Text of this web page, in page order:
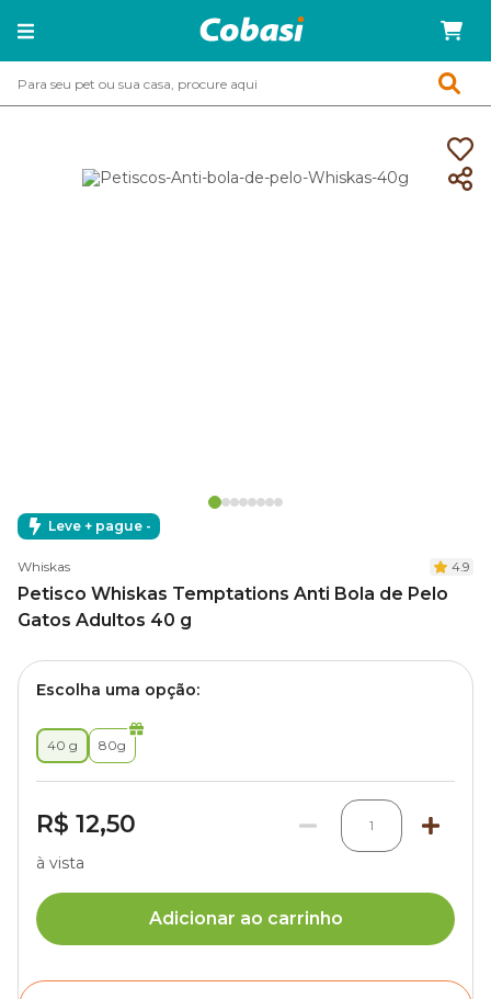
Leve + pague -
Whiskas 4.9
Petisco Whiskas Temptations Anti Bola de Pelo
Gatos Adultos 40 g
Escolha uma opção:
40 g 80g
R$ 12,50 1
à vista
Adicionar ao carrinho